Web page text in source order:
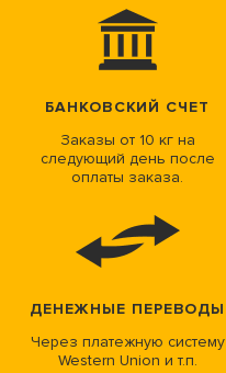
БАНКОВСКИЙ СЧЕТ
Заказы от 10 кг на
следующий день после
оплаты заказа.
ДЕНЕЖНЫЕ ПЕРЕВОДЫ
Через платежную систему
Western Union и т.п.